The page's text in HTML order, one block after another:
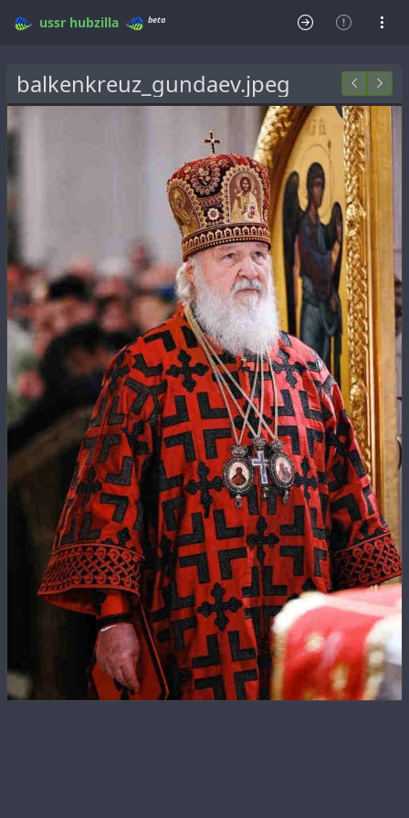
ussr hubzilla beta
balkenkreuz_gundaev.jpeg